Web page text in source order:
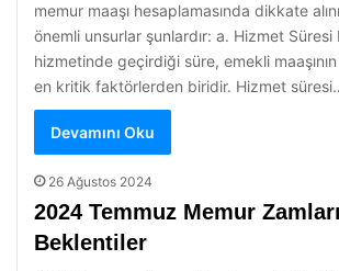
memur maaşı hesaplamasında dikkate
önemli unsurlar şunlardır: a. Hizmet
hizmetinde geçirdiği süre, emekli
en kritik faktörlerden biridir. Hizmet
Devamını Oku
26 Ağustos 2024
2024 Temmuz Memur
Beklentiler